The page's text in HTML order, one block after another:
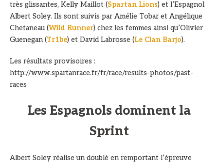
très glissantes, Kelly Maillot (Spartan Lions) et l’Espagnol
Albert Soley. Ils sont suivis par Amélie Tobar et Angélique
Chetaneau (Wild Runner) chez les femmes ainsi qu’Olivier
Guenegan (Tr1be) et David Labrosse (Le Clan Barjo).
Les résultats provisoires :
http://www.spartanrace.fr/fr/race/results-photos/past-
races
Les Espagnols dominent la
Sprint
Albert Soley réalise un doublé en remportant l’épreuve